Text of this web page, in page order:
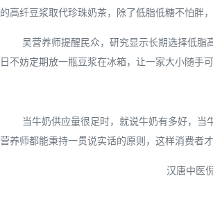
的高纤豆浆取代珍珠奶茶，除了低脂低糖不怕胖
吴营养师提醒民众，研究显示长期选择低脂
日不妨定期放一瓶豆浆在冰箱，让一家大小随手
当牛奶供应量很足时，就说牛奶有多好，
营养师都能秉持一贯说实话的原则，这样消费者才
汉唐中医